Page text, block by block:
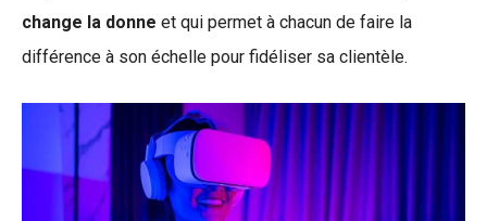
change la donne et qui permet à chacun de faire la
différence à son échelle pour fidéliser sa clientèle.